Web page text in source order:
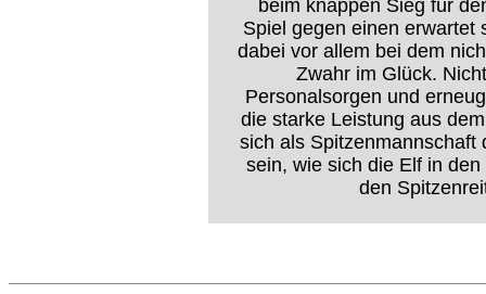
beim knappen Sieg für
Spiel gegen einen erwartet
dabei vor allem bei dem
Zwahr im Glück.
Personalsorgen und
die starke Leistung aus
sich als Spitzenmannschaft
sein, wie sich die Elf in
den